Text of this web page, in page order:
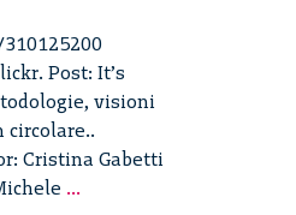
Post: It’s
visioni
circolare..
Cristina Gabetti
...